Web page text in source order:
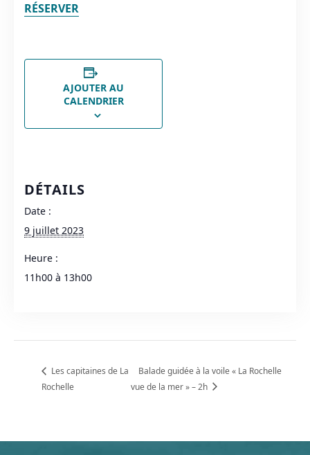
RÉSERVER
AJOUTER AU
CALENDRIER
DÉTAILS
Date :
9 juillet 2023
Heure :
11h00 à 13h00
Les capitaines de La
Rochelle
Balade guidée à la voile « La Rochelle
vue de la mer » – 2h